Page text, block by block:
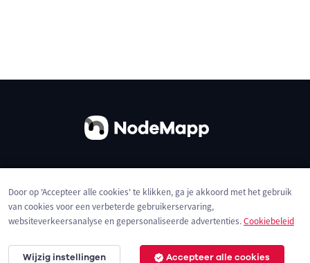
Privacybeleid Cookies
Door op 'Accepteer alle cookies' te klikken, ga je akkoord met het gebruik
van cookies voor een verbeterde gebruikerservaring,
websiteverkeersanalyse en gepersonaliseerde advertenties.Cookiebeleid
Wijzig instellingen Accepteer alle cookies